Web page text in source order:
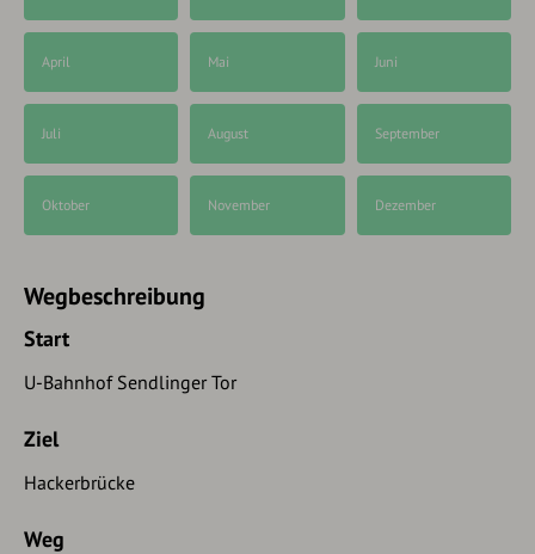
April Mai Juni
Juli August September
Oktober November Dezember
Wegbeschreibung
Start
U-Bahnhof Sendlinger Tor
Ziel
Hackerbrücke
Weg